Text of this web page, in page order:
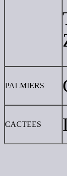
PALMIERS
CACTEES